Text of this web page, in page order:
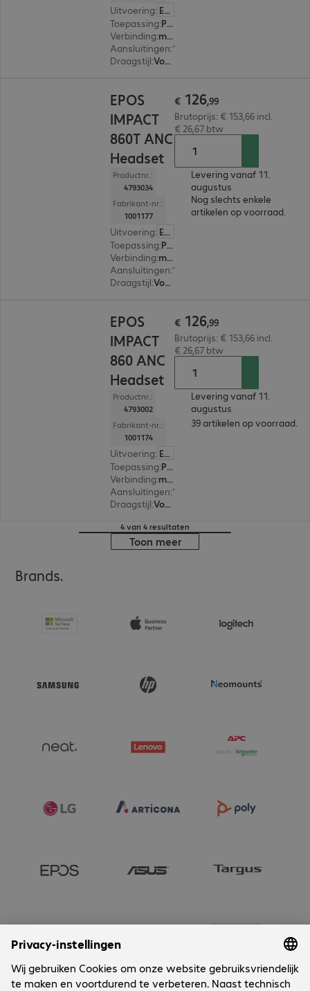
Uitvoering: Europa
Toepassing: PC, Notebook
Verbinding:
met kabel
Aansluitingen:
Draagstijl: Voor beide oren
EPOS
IMPACT
860T ANC
Headset
Productnr.:
4793034
Fabrikant-nr.:
1001177
Uitvoering: Europa
Toepassing: PC, Notebook
Verbinding:
met kabel
Aansluitingen:
Draagstijl: Voor beide oren
€ 126,99
Brutoprijs: € 153,66 incl.
€ 26,67 btw
Levering vanaf 11.
augustus
Nog slechts enkele
artikelen op voorraad.
EPOS
IMPACT
860 ANC
Headset
Productnr.:
4793002
Fabrikant-nr.:
1001174
Uitvoering: Europa
Toepassing: PC, Notebook
Verbinding:
met kabel
Aansluitingen:
Draagstijl: Voor beide oren
€ 126,99
Brutoprijs: € 153,66 incl.
€ 26,67 btw
Levering vanaf 11.
augustus
39 artikelen op voorraad.
4 van 4 resultaten
Toon meer
Brands.